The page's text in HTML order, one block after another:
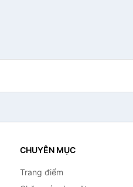
CHUYÊN MỤC
Trang điểm